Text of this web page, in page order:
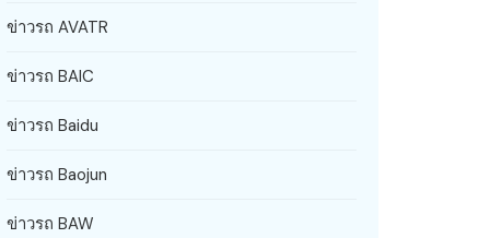
ข่าวรถ AVATR
ข่าวรถ BAIC
ข่าวรถ Baidu
ข่าวรถ Baojun
ข่าวรถ BAW